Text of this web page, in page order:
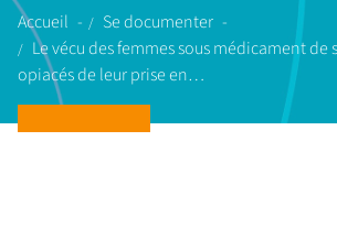
Accueil
Se documenter
Le vécu des femmes sous médicament
opiacés de leur prise en…